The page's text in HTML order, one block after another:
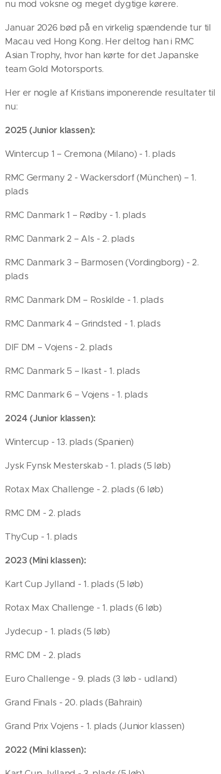
nu mod voksne og meget dygtige kørere.
Januar 2026 bød på en virkelig spændende tur til
Macau ved Hong Kong. Her deltog han i RMC
Asian Trophy, hvor han kørte for det Japanske
team Gold Motorsports.
Her er nogle af Kristians imponerende resultater til
nu:
2025 (Junior klassen):
Wintercup 1 – Cremona (Milano) - 1. plads
RMC Germany 2 - Wackersdorf (München) – 1.
plads
RMC Danmark 1 – Rødby - 1. plads
RMC Danmark 2 – Als - 2. plads
RMC Danmark 3 – Barmosen (Vordingborg) - 2.
plads
RMC Danmark DM – Roskilde - 1. plads
RMC Danmark 4 – Grindsted - 1. plads
DIF DM – Vojens - 2. plads
RMC Danmark 5 – Ikast - 1. plads
RMC Danmark 6 – Vojens - 1. plads
2024 (Junior klassen):
Wintercup - 13. plads (Spanien)
Jysk Fynsk Mesterskab - 1. plads (5 løb)
Rotax Max Challenge - 2. plads (6 løb)
RMC DM - 2. plads
ThyCup - 1. plads
2023 (Mini klassen):
Kart Cup Jylland - 1. plads (5 løb)
Rotax Max Challenge - 1. plads (6 løb)
Jydecup - 1. plads (5 løb)
RMC DM - 2. plads
Euro Challenge - 9. plads (3 løb - udland)
Grand Finals - 20. plads (Bahrain)
Grand Prix Vojens - 1. plads (Junior klassen)
2022 (Mini klassen):